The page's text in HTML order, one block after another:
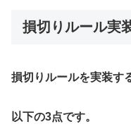
損切りルール実
損切りルールを実装す
以下の3点です。